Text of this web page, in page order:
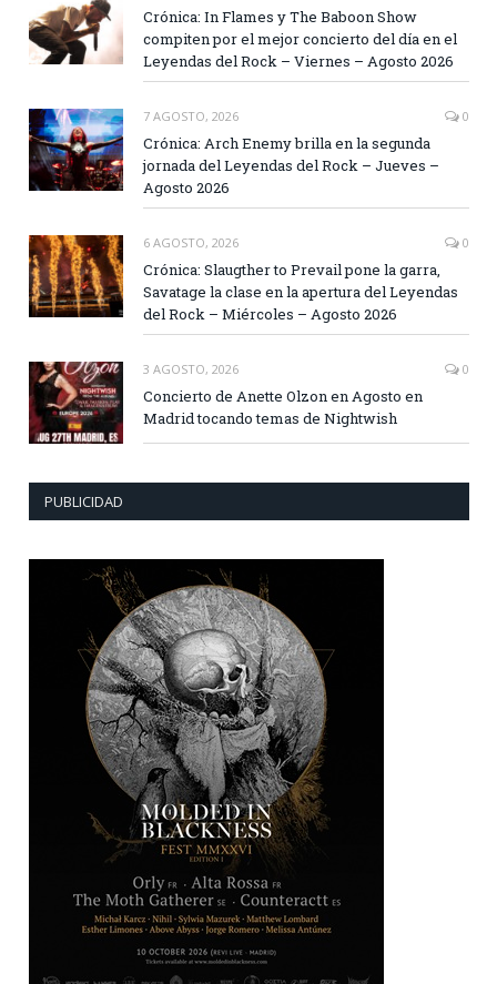
Crónica: In Flames y The Baboon Show
compiten por el mejor concierto del día en el
Leyendas del Rock – Viernes – Agosto 2026
7 AGOSTO, 2026 0
Crónica: Arch Enemy brilla en la segunda
jornada del Leyendas del Rock – Jueves –
Agosto 2026
6 AGOSTO, 2026 0
Crónica: Slaugther to Prevail pone la garra,
Savatage la clase en la apertura del Leyendas
del Rock – Miércoles – Agosto 2026
3 AGOSTO, 2026 0
Concierto de Anette Olzon en Agosto en
Madrid tocando temas de Nightwish
PUBLICIDAD